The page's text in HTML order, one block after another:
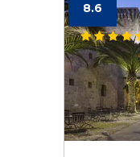
8.6